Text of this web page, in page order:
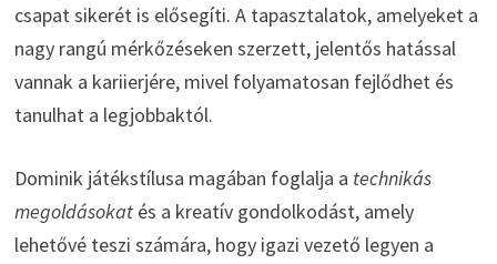
csapat sikerét is elősegíti. A tapasztalatok, amelyeket a
nagy rangú mérkőzéseken szerzett, jelentős hatással
vannak a kariierjére, mivel folyamatosan fejlődhet és
tanulhat a legjobbaktól.
Dominik játékstílusa magában foglalja a technikás
megoldásokatés a kreatív gondolkodást, amely
lehetővé teszi számára, hogy igazi vezető legyen a